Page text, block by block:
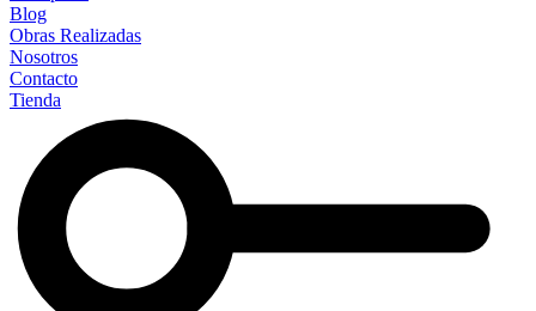
Blog
Obras Realizadas
Nosotros
Contacto
Tienda